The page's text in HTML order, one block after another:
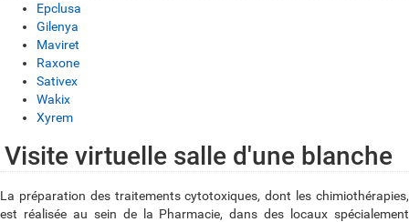
Epclusa
Gilenya
Maviret
Raxone
Sativex
Wakix
Xyrem
Visite virtuelle salle d'une blanche
La préparation des traitements cytotoxiques, dont les chimiothérapies,
est réalisée au sein de la Pharmacie, dans des locaux spécialement